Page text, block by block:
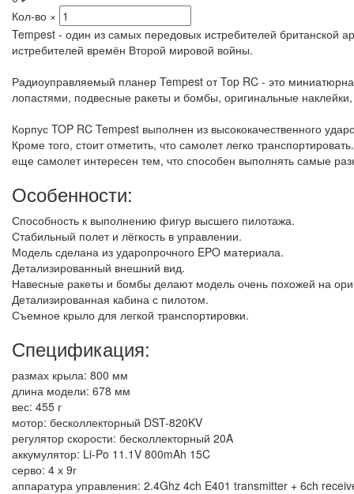
Кол-во ×
Tempest - один из самых передовых истребителей
истребителей времён Второй мировой войны.
Радиоуправляемый планер Tempest от Top RC - это
лопастями, подвесные ракеты и бомбы, оригинальные
Корпус TOP RC Tempest выполнен из высококачественного
Кроме того, стоит отметить, что самолет легко
еще самолет интересен тем, что способен выполнять самые
Особенности:
Способность к выполнению фигур высшего пилотажа.
Стабильный полет и лёгкость в управлении.
Модель сделана из ударопрочного EPO материала.
Детализированный внешний вид.
Навесные ракеты и бомбы делают модель очень похожей на
Детализированная кабина с пилотом.
Съемное крыло для легкой транспортировки.
Спецификация:
размах крыла: 800 мм
длина модели: 678 мм
вес: 455 г
мотор: бесколлекторный DST-820KV
регулятор скорости: бесколлекторный 20A
аккумулятор: Li-Po 11.1V 800mAh 15C
серво: 4 х 9г
аппаратура управления: 2.4Ghz 4ch E401 transmitter + 6ch